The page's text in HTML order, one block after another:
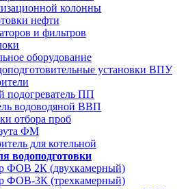
колонны
нефти
и фильтров
оборудование
установки ВПУ
подогреватель ПП
водоводяной ВВП
отбора проб
ФМ
для котельной
водоподготовки
ФОВ 2К (двухкамерный)
ФОВ-3К (трехкамерный)